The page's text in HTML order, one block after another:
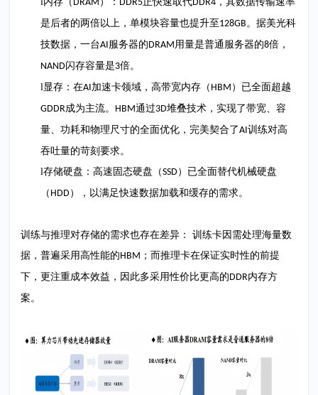
DRAM DDR5 DDR4
是后者的两倍以上，单模块容量也提升至 128GB。据美光科
技数据，一台AI服务器的DRAM用量是普通服务器的8倍，
NAND闪存容量是3倍。
l显存：在AI加速卡领域，高带宽内存（ HBM ）已全面超越
GDDR成为主流。 HBM通过3D堆叠技术，实现了带宽、容
量、功耗和物理尺寸的全面优化，完美契合了AI训练对高
吞吐量的苛刻要求。
l存储硬盘：高速固态硬盘（SSD）已全面替代机械硬盘
（ HDD），以满足快速数据加载和缓存的需求。
训练与推理对存储的需求也存在差异：
训练卡因需处理海量数
据，普遍采用高性能的HBM ；而推理卡在保证实时性的前提
下，更注重成本效益，因此多采用性价比更高的DDR内存方
案。